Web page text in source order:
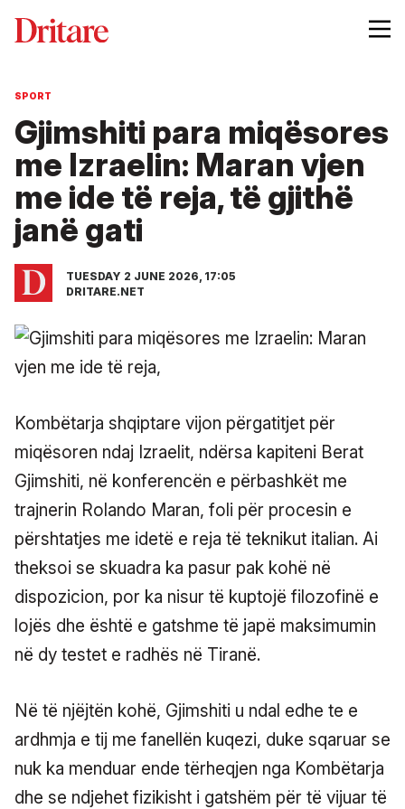
SPORT
Gjimshiti para miqësores
me Izraelin: Maran vjen
me ide të reja, të gjithë
janë gati
TUESDAY 2 JUNE 2026, 17:05
DRITARE.NET
Kombëtarja shqiptare vijon përgatitjet për
miqësoren ndaj Izraelit, ndërsa kapiteni Berat
Gjimshiti, në konferencën e përbashkët me
trajnerin Rolando Maran, foli për procesin e
përshtatjes me idetë e reja të teknikut italian. Ai
theksoi se skuadra ka pasur pak kohë në
dispozicion, por ka nisur të kuptojë filozofinë e
lojës dhe është e gatshme të japë maksimumin
në dy testet e radhës në Tiranë.
Në të njëjtën kohë, Gjimshiti u ndal edhe te e
ardhmja e tij me fanellën kuqezi, duke sqaruar se
nuk ka menduar ende tërheqjen nga Kombëtarja
dhe se ndjehet fizikisht i gatshëm për të vijuar të